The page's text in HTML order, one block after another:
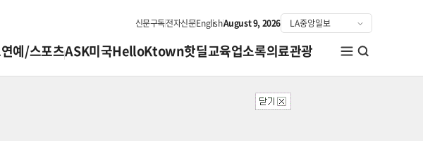
신문구독전자신문EnglishAugust 9, 2026
연예/스포츠ASK미국HelloKtown핫딜교육업소록의료관광